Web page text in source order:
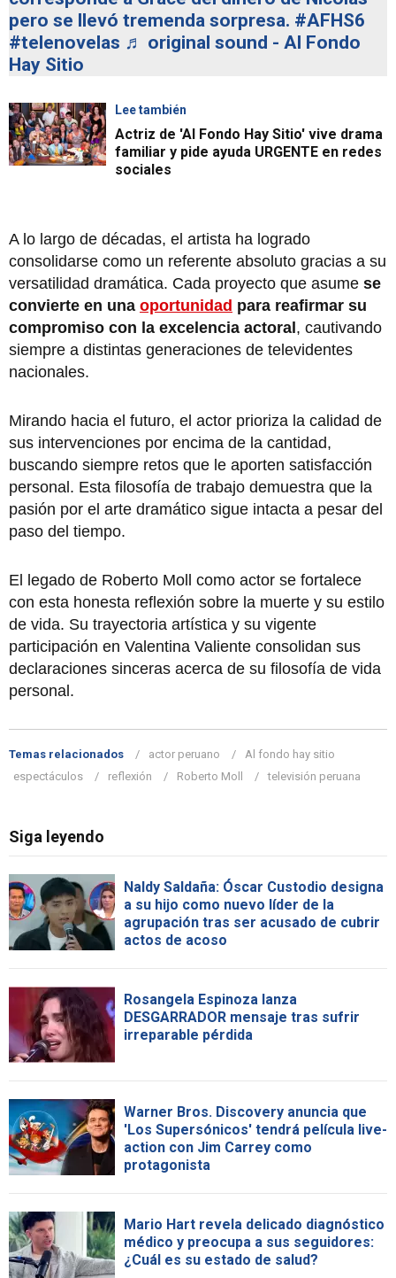
pero se llevó tremenda sorpresa. #AFHS6
#telenovelas ♬ original sound - Al Fondo
Hay Sitio
Lee también
Actriz de 'Al Fondo Hay Sitio' vive drama
familiar y pide ayuda URGENTE en redes
sociales
A lo largo de décadas, el artista ha logrado
consolidarse como un referente absoluto gracias a su
versatilidad dramática. Cada proyecto que asume se
convierte en una oportunidad para reafirmar su
compromiso con la excelencia actoral , cautivando
siempre a distintas generaciones de televidentes
nacionales.
Mirando hacia el futuro, el actor prioriza la calidad de
sus intervenciones por encima de la cantidad,
buscando siempre retos que le aporten satisfacción
personal. Esta filosofía de trabajo demuestra que la
pasión por el arte dramático sigue intacta a pesar del
paso del tiempo.
El legado de Roberto Moll como actor se fortalece
con esta honesta reflexión sobre la muerte y su estilo
de vida. Su trayectoria artística y su vigente
participación en Valentina Valiente consolidan sus
declaraciones sinceras acerca de su filosofía de vida
personal.
Temas relacionados actor peruano
Al fondo hay sitio
espectáculos
reflexión Roberto Moll televisión peruana
Siga leyendo
Naldy Saldaña: Óscar Custodio designa
a su hijo como nuevo líder de la
agrupación tras ser acusado de cubrir
actos de acoso
Rosangela Espinoza lanza
DESGARRADOR mensaje tras sufrir
irreparable pérdida
Warner Bros. Discovery anuncia que
'Los Supersónicos' tendrá película live-
action con Jim Carrey como
protagonista
Mario Hart revela delicado diagnóstico
médico y preocupa a sus seguidores:
¿Cuál es su estado de salud?